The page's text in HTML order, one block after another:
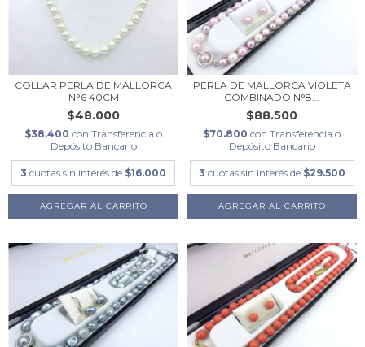
COLLAR PERLA DE MALLORCA
N°6 40CM
$48.000
$38.400 con Transferencia o
Depósito Bancario
3 cuotas sin interés de $16.000
PERLA DE MALLORCA VIOLETA
COMBINADO N°8...
$88.500
$70.800 con Transferencia o
Depósito Bancario
3 cuotas sin interés de $29.500